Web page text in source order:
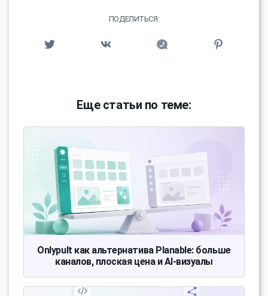
ПОДЕЛИТЬСЯ:
Еще статьи по теме:
Onlypult как альтернатива Planable: больше
каналов, плоская цена и AI-визуалы